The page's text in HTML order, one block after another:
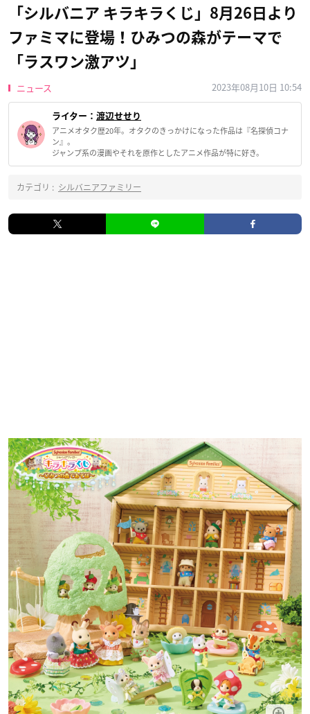
「シルバニア キラキラくじ」8月26日より
ファミマに登場！ひみつの森がテーマで
「ラスワン激アツ」
ニュース 2023年08月10日 10:54
ライター： 渡辺せせり
アニメオタク歴20年。オタクのきっかけになった作品は『名探偵コナ
ン』。
ジャンプ系の漫画やそれを原作としたアニメ作品が特に好き。
カテゴリ : シルバニアファミリー